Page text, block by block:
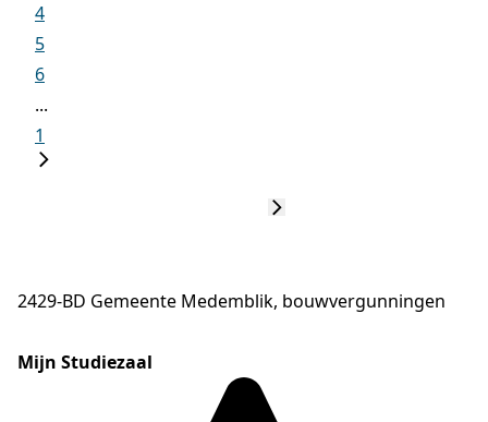
4
5
6
...
1
2429-BD Gemeente Medemblik, bouwvergunningen
Mijn Studiezaal